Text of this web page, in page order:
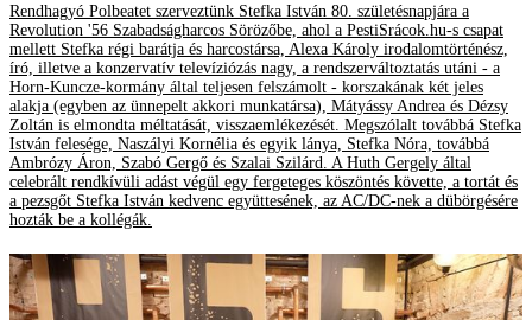
Rendhagyó Polbeatet szerveztünk Stefka István 80. születésnapjára a
Revolution '56 Szabadságharcos Sörözőbe, ahol a PestiSrácok.hu-s csapat
mellett Stefka régi barátja és harcostársa, Alexa Károly irodalomtörténész,
író, illetve a konzervatív televíziózás nagy, a rendszerváltoztatás utáni - a
Horn-Kuncze-kormány által teljesen felszámolt - korszakának két jeles
alakja (egyben az ünnepelt akkori munkatársa), Mátyássy Andrea és Dézsy
Zoltán is elmondta méltatását, visszaemlékezését. Megszólalt továbbá Stefka
István felesége, Naszályi Kornélia és egyik lánya, Stefka Nóra, továbbá
Ambrózy Áron, Szabó Gergő és Szalai Szilárd. A Huth Gergely által
celebrált rendkívüli adást végül egy fergeteges köszöntés követte, a tortát és
a pezsgőt Stefka István kedvenc együttesének, az AC/DC-nek a dübörgésére
hozták be a kollégák.